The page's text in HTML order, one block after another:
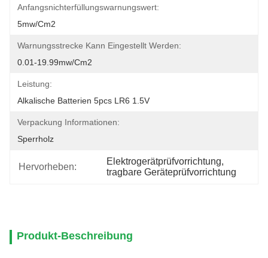
Anfangsnichterfüllungswarnungswert:
5mw/cm2
Warnungsstrecke Kann Eingestellt Werden:
0.01-19.99mw/cm2
Leistung:
Alkalische Batterien 5pcs LR6 1.5V
Verpackung Informationen:
Sperrholz
Hervorheben:
Elektrogerätprüfvorrichtung,
tragbare Geräteprüfvorrichtung
Produkt-Beschreibung